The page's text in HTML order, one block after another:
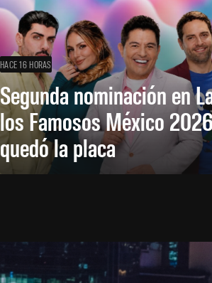
HACE 16 HORAS
Segunda nominación en
los Famosos México
quedó la placa